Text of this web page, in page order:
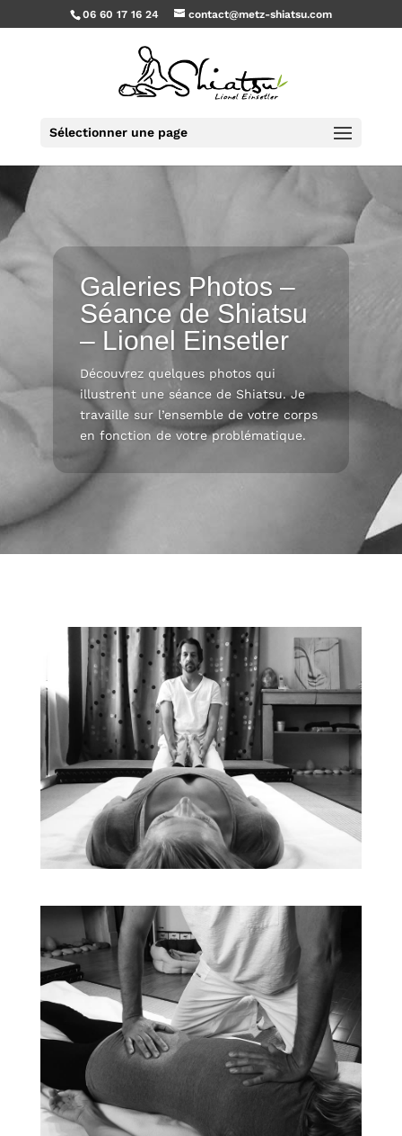
06 60 17 16 24 contact@metz-shiatsu.com
Sélectionner une page
Galeries Photos –
Séance de Shiatsu
– Lionel Einsetler
Découvrez quelques photos qui
illustrent une séance de Shiatsu. Je
travaille sur l’ensemble de votre corps
en fonction de votre problématique.